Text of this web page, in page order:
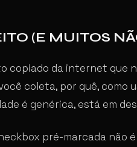
(E MUITOS
copiado da internet que
coleta, por quê, como
é genérica, está em
pré-marcada não